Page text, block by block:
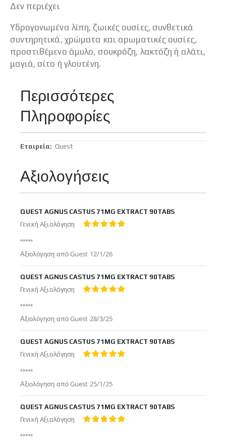
Δεν περιέχει
Υδρογονωμένα λίπη, ζωικές ουσίες, συνθετικά
συντηρητικά, χρώματα και αρωματικές ουσίες,
προστιθέμενο άμυλο, σουκρόζη, λακτόζη ή αλάτι,
μαγιά, σίτο ή γλουτένη.
Περισσότερες
Πληροφορίες
ΠερισσότερεςQuest
Αξιολογήσεις
QUEST AGNUS CASTUS 71MG EXTRACT 90TABS
Γενική Αξιολόγηση
*****
Αξιολόγηση απόGuest Δημοσιεύτηκε
στις
12/1/26
QUEST AGNUS CASTUS 71MG EXTRACT 90TABS
Γενική Αξιολόγηση
*****
Αξιολόγηση απόGuest Δημοσιεύτηκε
στις
28/3/25
QUEST AGNUS CASTUS 71MG EXTRACT 90TABS
Γενική Αξιολόγηση
*****
Αξιολόγηση απόGuest Δημοσιεύτηκε
στις
25/1/25
QUEST AGNUS CASTUS 71MG EXTRACT 90TABS
Γενική Αξιολόγηση
*****